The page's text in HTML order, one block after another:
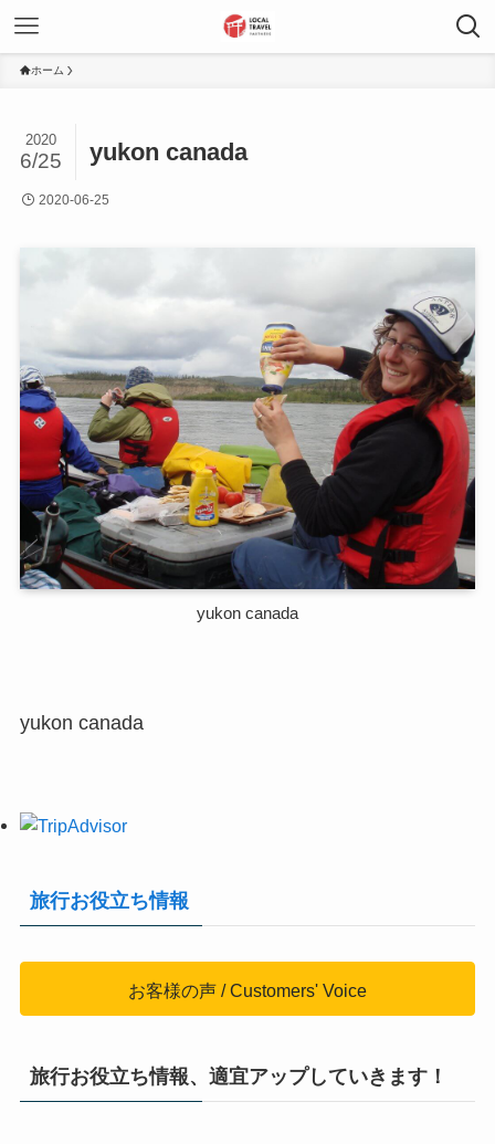
ホーム
yukon canada
2020
6/25
2020-06-25
yukon canada
yukon canada
旅行お役立ち情報
お客様の声 / Customers' Voice
旅行お役立ち情報、適宜アップしていきます！